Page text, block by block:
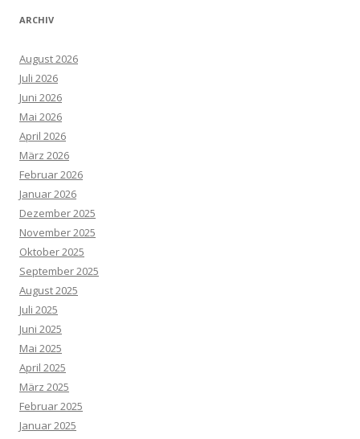
ARCHIV
August 2026
Juli 2026
Juni 2026
Mai 2026
April 2026
März 2026
Februar 2026
Januar 2026
Dezember 2025
November 2025
Oktober 2025
September 2025
August 2025
Juli 2025
Juni 2025
Mai 2025
April 2025
März 2025
Februar 2025
Januar 2025